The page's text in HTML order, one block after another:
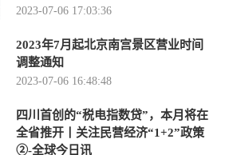
2023-07-06 17:03:36
2023年7月起北京南宫景区营业时间
调整通知
2023-07-06 16:48:48
四川首创的“税电指数贷”，本月将在
全省推开丨关注民营经济“1+2”政策
②-全球今日讯